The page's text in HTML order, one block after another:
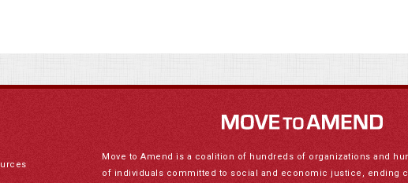
Move to Amend is a coalition of hundreds of organizations and
of individuals committed to social and economic justice, ending